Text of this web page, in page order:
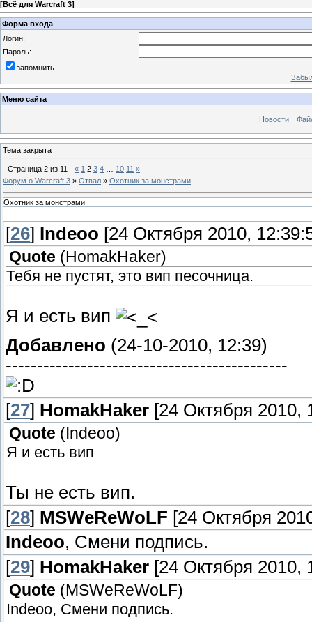
[Всё для Warcraft 3]
Форма входа
Логин:
Пароль:
запомнить
Меню сайта
Новости
Тема закрыта
Страница 2 из 11 « 1 2 3 4 10 11 »
Форум о Warcraft 3 » Отвал » Охотник за монстрами
Охотник за монстрами
[26] Indeoo [24 Октября 2010,
Quote ( HomakHaker)
Тебя не пустят, это вип песочница.
Я и есть вип
Добавлено (24-10-2010, 12:39)
---------------------------------------------
[27] HomakHaker [24 Октября 2010,
Quote ( Indeoo)
Я и есть вип
Ты не есть вип.
[28] MSWeReWoLF [24 Октября
Indeoo, Смени подпись.
[29] HomakHaker [24 Октября 2010,
Quote (MSWeReWoLF)
Indeoo, Смени подпись.